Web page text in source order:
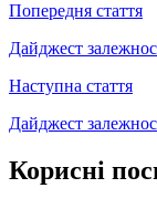
Попередня стаття
Дайджест
Наступна стаття
Дайджест
Корисні